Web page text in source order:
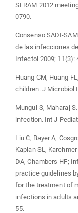
SERAM 2012
0790.
Consenso SADI-
de las infecciones
Infectol 2009; 11(3):
Huang CM, Huang
children. J Microbiol
Mungul S, Maharaj
infection. Int J
Liu C, Bayer A,
Kaplan SL,
DA, Chambers HF;
practice guidelines
for the treatment of
infections in adults
55.